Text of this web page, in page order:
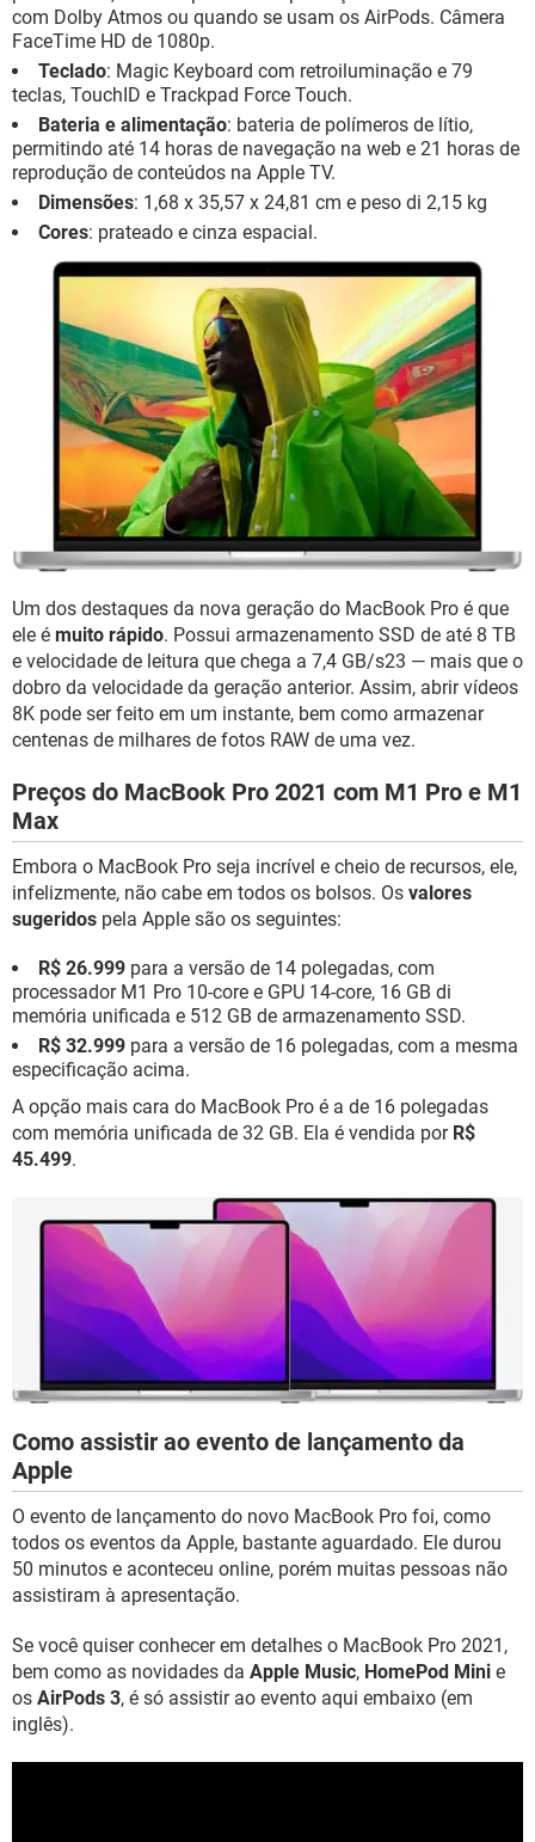
com Dolby Atmos ou quando se usam os AirPods. Câmera
FaceTime HD de 1080p.
Teclado: Magic Keyboard com retroiluminação e 79
teclas, TouchID e Trackpad Force Touch.
Bateria e alimentação: bateria de polímeros de lítio,
permitindo até 14 horas de navegação na web e 21 horas de
reprodução de conteúdos na Apple TV.
Dimensões: 1,68 x 35,57 x 24,81 cm e peso di 2,15 kg
Cores: prateado e cinza espacial.
Um dos destaques da nova geração do MacBook Pro é que
ele é muito rápido. Possui armazenamento SSD de até 8 TB
e velocidade de leitura que chega a 7,4 GB/s23 — mais que o
dobro da velocidade da geração anterior. Assim, abrir vídeos
8K pode ser feito em um instante, bem como armazenar
centenas de milhares de fotos RAW de uma vez.
Preços do MacBook Pro 2021 com M1 Pro e M1
Max
Embora o MacBook Pro seja incrível e cheio de recursos, ele,
infelizmente, não cabe em todos os bolsos. Os valores
sugeridos pela Apple são os seguintes:
R$ 26.999 para a versão de 14 polegadas, com
processador M1 Pro 10-core e GPU 14-core, 16 GB di
memória unificada e 512 GB de armazenamento SSD.
R$ 32.999 para a versão de 16 polegadas, com a mesma
especificação acima.
A opção mais cara do MacBook Pro é a de 16 polegadas
com memória unificada de 32 GB. Ela é vendida por R$
45.499.
Como assistir ao evento de lançamento da
Apple
O evento de lançamento do novo MacBook Pro foi, como
todos os eventos da Apple, bastante aguardado. Ele durou
50 minutos e aconteceu online, porém muitas pessoas não
assistiram à apresentação.
Se você quiser conhecer em detalhes o MacBook Pro 2021,
bem como as novidades da Apple Music, HomePod Mini e
os AirPods 3, é só assistir ao evento aqui embaixo (em
inglês).